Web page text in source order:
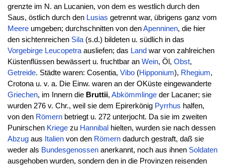
grenzte im N. an Lucanien, von dem es westlich durch den
Saus, östlich durch den Lusias getrennt war, übrigens ganz vom
Meereumgeben; durchschnitten von denApenninen, die hier
den sichtenreichen Sila(s.d.) bildeten u. südlich in das
Vorgebirge Leucopetraausliefen; das Land war von zahlreichen
Küstenflüssen bewässert u. fruchtbar an Wein, Öl, Obst,
Getreide. Städte waren: Cosentia, Vibo(Hipponium), Rhegium,
Crotona u. v. a. Die Einw. waren an der OKüste eingewanderte
Griechen, im Innern die Bruttii, Abkömmlingeder Lacaner; sie
wurden 276 v. Chr., weil sie dem Epirerkönig Pyrrhus halfen,
von den Römernbetriegt u. 272 unterjocht. Da sie im zweiten
Punirschen Kriegezu Hannibal hielten, wurden sie nach dessen
Abzugaus Italienvon den Römerndadurch gestraft, daß sie
weder als Bundesgenossenanerkannt, noch aus ihnen Soldaten
ausgehoben wurden, sondern den in die Provinzen reisenden